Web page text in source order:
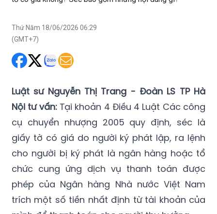
Thứ Năm 18/06/2026 06:29
Luật sư Nguyễn Thị Trang - Đoàn LS TP Hà
cụ chuyển nhượng 2005 quy định, séc là
giấy tờ có giá do người ký phát lập, ra lệnh
cho người bị ký phát là ngân hàng hoặc tổ
chức cung ứng dịch vụ thanh toán được
phép của Ngân hàng Nhà nước Việt Nam
trích một số tiền nhất định từ tài khoản của
mình để thanh toán cho người thụ hưởng.
Như vậy, séc là giấy tờ có giá. Séc do người